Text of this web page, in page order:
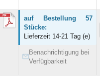
auf Bestellung 57
Stücke:
Lieferzeit 14-21 Tag (e)
Benachrichtigung bei
Verfügbarkeit